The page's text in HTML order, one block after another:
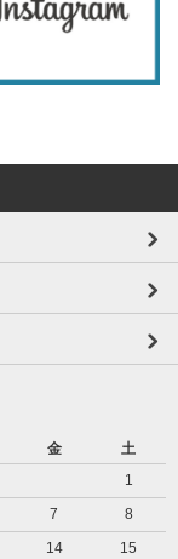
金
土
1
7
8
14
15